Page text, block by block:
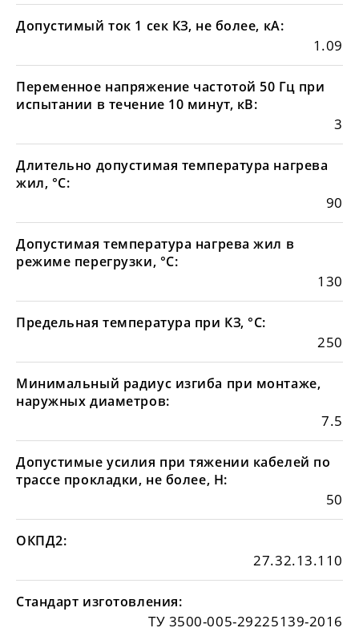
Допустимый ток 1 сек КЗ, не более, кА:
1.09
Переменное напряжение частотой 50 Гц при
испытании в течение 10 минут, кВ:
3
Длительно допустимая температура нагрева
жил, °С:
90
Допустимая температура нагрева жил в
режиме перегрузки, °С:
130
Предельная температура при КЗ, °С:
250
Минимальный радиус изгиба при монтаже,
наружных диаметров:
7.5
Допустимые усилия при тяжении кабелей по
трассе прокладки, не более, Н:
50
ОКПД2:
27.32.13.110
Стандарт изготовления:
ТУ 3500-005-29225139-2016